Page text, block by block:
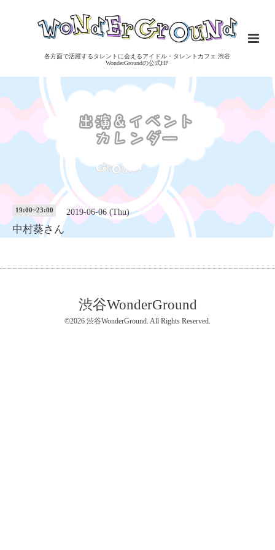
各方面で活躍するタレントに会えるアイドル・タレントカフェ 渋谷
WonderGroundの公式HP
19:00~23:00 2019-06-06 (Thu)
中村葵さん
渋谷WonderGround
©2026 渋谷WonderGround. All Rights Reserved.